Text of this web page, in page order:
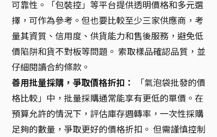
可靠性。「包裝控」等平台提供透明價格和多元選
擇，可作為參考。但也要比較至少三家供應商，考
量其資質、信用度、供貨能力和售後服務，避免低
價陷阱和貨不對板等問題。 索取樣品確認品質，並
仔細閱讀合約條款。
善用批量採購，爭取價格折扣：
「氣泡袋批發的價
格比較」中，批量採購通常能享有更低的單價。在
預算允許的情況下，評估庫存週轉率，一次性採購
足夠的數量，爭取更好的價格折扣。 但需謹慎控制